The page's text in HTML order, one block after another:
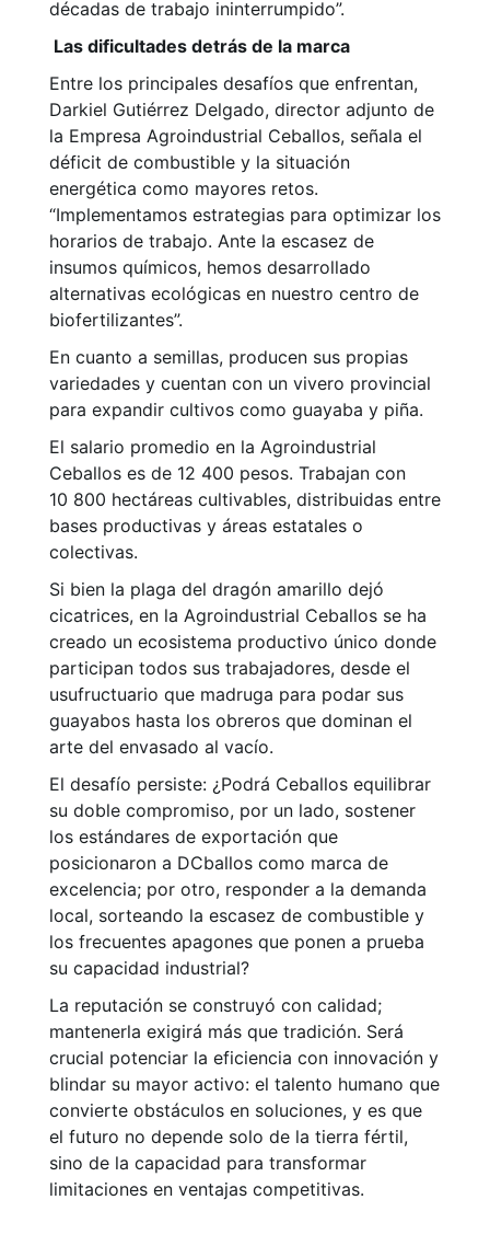
décadas de trabajo ininterrumpido”.
Las dificultades detrás de la marca
Entre los principales desafíos que enfrentan,
Darkiel Gutiérrez Delgado, director adjunto de
la Empresa Agroindustrial Ceballos, señala el
déficit de combustible y la situación
energética como mayores retos.
“Implementamos estrategias para optimizar los
horarios de trabajo. Ante la escasez de
insumos químicos, hemos desarrollado
alternativas ecológicas en nuestro centro de
biofertilizantes”.
En cuanto a semillas, producen sus propias
variedades y cuentan con un vivero provincial
para expandir cultivos como guayaba y piña.
El salario promedio en la Agroindustrial
Ceballos es de 12 400 pesos. Trabajan con
10 800 hectáreas cultivables, distribuidas entre
bases productivas y áreas estatales o
colectivas.
Si bien la plaga del dragón amarillo dejó
cicatrices, en la Agroindustrial Ceballos se ha
creado un ecosistema productivo único donde
participan todos sus trabajadores, desde el
usufructuario que madruga para podar sus
guayabos hasta los obreros que dominan el
arte del envasado al vacío.
El desafío persiste: ¿Podrá Ceballos equilibrar
su doble compromiso, por un lado, sostener
los estándares de exportación que
posicionaron a DCballos como marca de
excelencia; por otro, responder a la demanda
local, sorteando la escasez de combustible y
los frecuentes apagones que ponen a prueba
su capacidad industrial?
La reputación se construyó con calidad;
mantenerla exigirá más que tradición. Será
crucial potenciar la eficiencia con innovación y
blindar su mayor activo: el talento humano que
convierte obstáculos en soluciones, y es que
el futuro no depende solo de la tierra fértil,
sino de la capacidad para transformar
limitaciones en ventajas competitivas.